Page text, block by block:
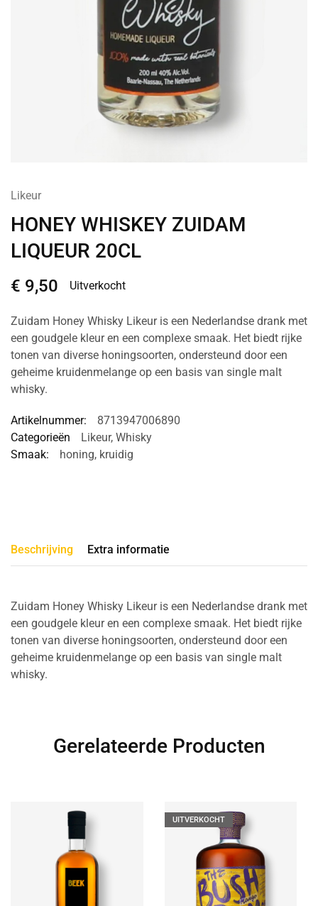
Likeur
HONEY WHISKEY ZUIDAM
LIQUEUR 20CL
€ 9,50 Uitverkocht
Zuidam Honey Whisky Likeur is een Nederlandse drank met
een goudgele kleur en een complexe smaak. Het biedt rijke
tonen van diverse honingsoorten, ondersteund door een
geheime kruidenmelange op een basis van single malt
whisky.
Artikelnummer:
8713947006890
Categorieën
Likeur, Whisky
Smaak:
honing, kruidig
Beschrijving Extra informatie
Zuidam Honey Whisky Likeur is een Nederlandse drank met
een goudgele kleur en een complexe smaak. Het biedt rijke
tonen van diverse honingsoorten, ondersteund door een
geheime kruidenmelange op een basis van single malt
whisky.
Gerelateerde Producten
UITVERKOCHT